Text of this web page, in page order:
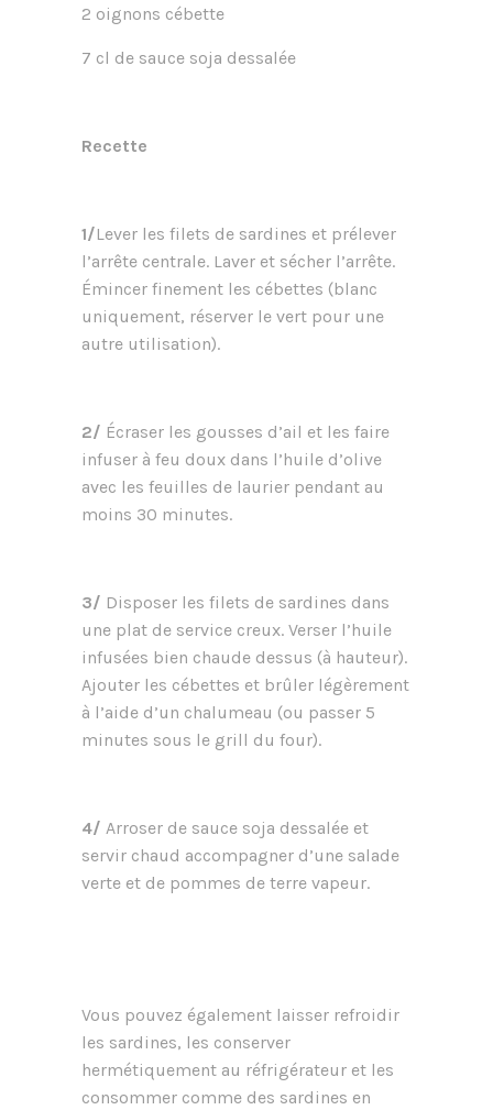
2 oignons cébette
7 cl de sauce soja dessalée
Recette
1/Lever les filets de sardines et prélever
l’arrête centrale. Laver et sécher l’arrête.
Émincer finement les cébettes (blanc
uniquement, réserver le vert pour une
autre utilisation).
2/ Écraser les gousses d’ail et les faire
infuser à feu doux dans l’huile d’olive
avec les feuilles de laurier pendant au
moins 30 minutes.
3/ Disposer les filets de sardines dans
une plat de service creux. Verser l’huile
infusées bien chaude dessus (à hauteur).
Ajouter les cébettes et brûler légèrement
à l’aide d’un chalumeau (ou passer 5
minutes sous le grill du four).
4/ Arroser de sauce soja dessalée et
servir chaud accompagner d’une salade
verte et de pommes de terre vapeur.
Vous pouvez également laisser refroidir
les sardines, les conserver
hermétiquement au réfrigérateur et les
consommer comme des sardines en